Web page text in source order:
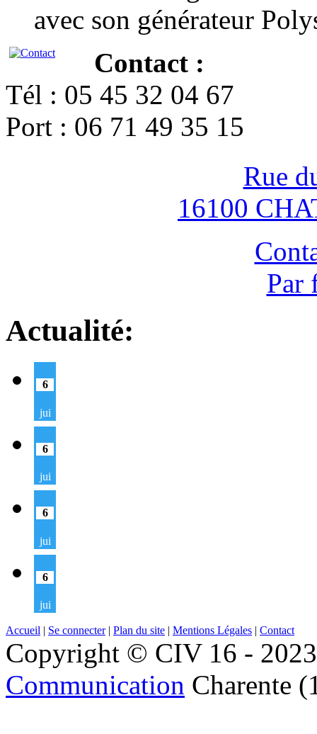
avec son générateur
Contact :
Tél : 05 45 32 04 67
Port : 06 71 49 35 15
Rue
16100
Par
Actualité:
6
jui
6
jui
6
jui
6
jui
Accueil | Se connecter| Plan du site | Mentions Légales | Contact
Copyright © CIV 16 -
Communication Charente